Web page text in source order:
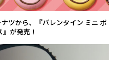
ツから、『バレンタイン ミニ ボ
』が発売！